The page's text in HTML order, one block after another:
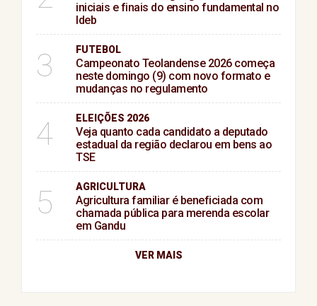
iniciais e finais do ensino fundamental no
Ideb
3 FUTEBOL
Campeonato Teolandense 2026 começa
neste domingo (9) com novo formato e
mudanças no regulamento
4 ELEIÇÕES 2026
Veja quanto cada candidato a deputado
estadual da região declarou em bens ao
TSE
5 AGRICULTURA
Agricultura familiar é beneficiada com
chamada pública para merenda escolar
em Gandu
VER MAIS